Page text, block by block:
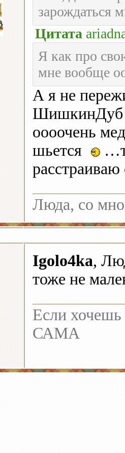
зарождаться
Цитата
Я как про
мне вообще
А я не
ШишкинДуб
оооочень
шьется
Люда, со
Igolo4ka,
тоже не
Если хочешь
САМА